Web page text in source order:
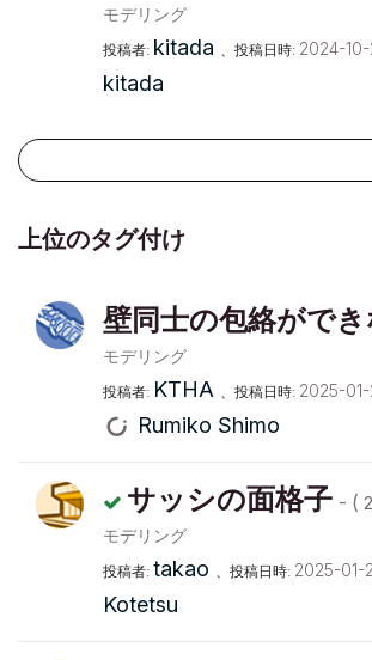
モデリング
投稿者: kitada 、投稿日時: ‎2024-10-
kitada
上位のタグ付け
壁同士の包絡がで
モデリング
投稿者: KTHA 、投稿日時: ‎2025-
Rumiko Shimo
サッシの面格子 - (
モデリング
投稿者: takao 、投稿日時: ‎2025-01-
Kotetsu